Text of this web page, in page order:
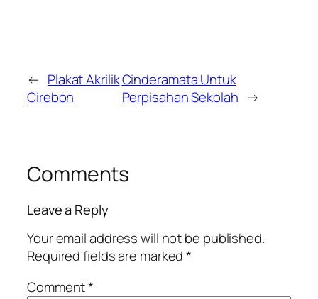
← Plakat Akrilik
Cirebon
Cinderamata Untuk
Perpisahan Sekolah →
Comments
Leave a Reply
Your email address will not be published.
Required fields are marked*
Comment*